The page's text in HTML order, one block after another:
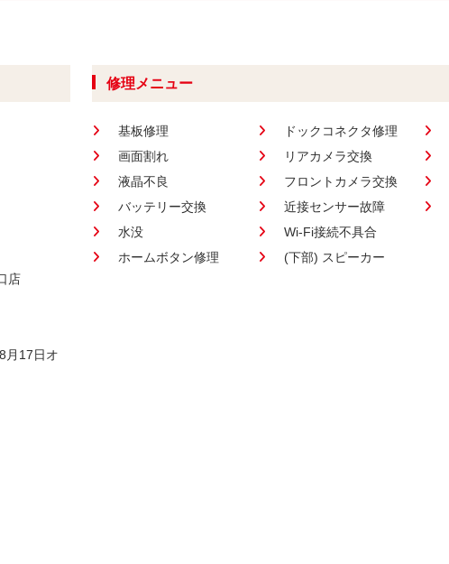
店
月17日オ
修理メニュー
基板修理
画面割れ
液晶不良
バッテリー交換
水没
ホームボタン修理
ドックコネクタ修理
リアカメラ交換
フロントカメラ交換
近接センサー故障
Wi-Fi接続不具合
(下部) スピーカー